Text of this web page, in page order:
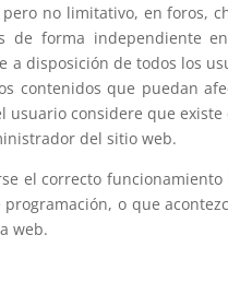
no limitativo, en foros,
de forma independiente
a disposición de todos los
contenidos que puedan
usuario considere que
del sitio web.
el correcto funcionamiento
o que
web.